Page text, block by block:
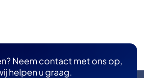
Neem contact met ons op,
helpen u graag.